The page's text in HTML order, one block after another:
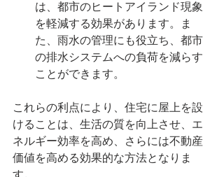
は、都市のヒートアイランド現象
を軽減する効果があります。ま
た、雨水の管理にも役立ち、都市
の排水システムへの負荷を減らす
ことができます。
これらの利点により、住宅に屋上を設
けることは、生活の質を向上させ、エ
ネルギー効率を高め、さらには不動産
価値を高める効果的な方法となりま